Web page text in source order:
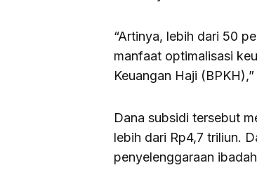
“Artinya, lebih dari 50
manfaat optimalisasi
Keuangan Haji
Dana subsidi tersebut
lebih dari Rp4,7 triliun.
penyelenggaraan